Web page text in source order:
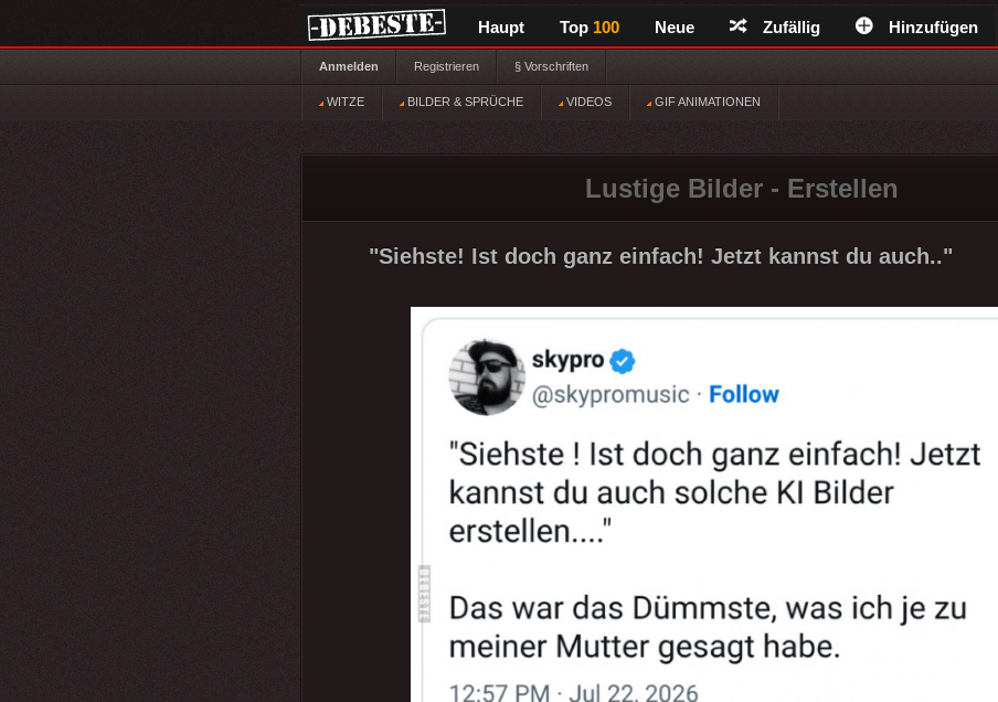
Haupt Top 100 Neue Zufällig Hinzufügen
Anmelden Registrieren § Vorschriften
WITZE BILDER & SPRÜCHE VIDEOS GIF ANIMATIONEN
Lustige Bilder - Erstellen
"Siehste! Ist doch ganz einfach! Jetzt kannst du auch.."